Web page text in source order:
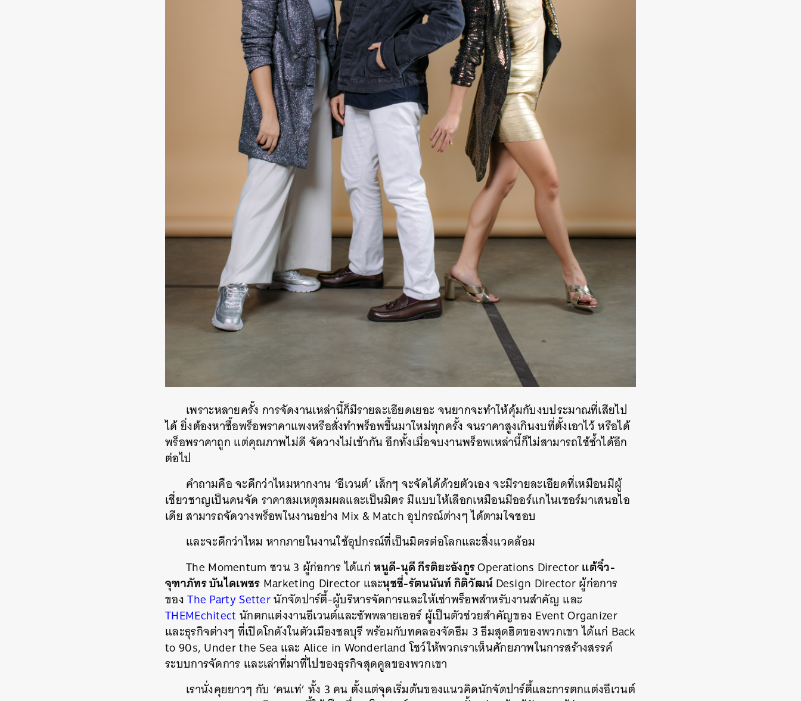
เพราะหลายครั้ง การจัดงานเหล่านี้ก็มีรายละเอียดเยอะ จนยากจะทำให้คุ้มกับงบประมาณที่เสียไป
ได้ ยิ่งต้องหาซื้อพร็อพราคาแพงหรือสั่งทำพร็อพขึ้นมาใหม่ทุกครั้ง จนราคาสูงเกินงบที่ตั้งเอาไว้ หรือได้
พร็อพราคาถูก แต่คุณภาพไม่ดี จัดวางไม่เข้ากัน อีกทั้งเมื่อจบงานพร็อพเหล่านี้ก็ไม่สามารถใช้ซ้ำได้อีก
ต่อไป
คำถามคือ จะดีกว่าไหมหากงาน ‘อีเวนต์’ เล็กๆ จะจัดได้ด้วยตัวเอง จะมีรายละเอียดที่เหมือนมีผู้
เชี่ยวชาญเป็นคนจัด ราคาสมเหตุสมผลและเป็นมิตร มีแบบให้เลือกเหมือนมีออร์แกไนเซอร์มาเสนอไอ
เดีย สามารถจัดวางพร็อพในงานอย่าง Mix & Match อุปกรณ์ต่างๆ ได้ตามใจชอบ
และจะดีกว่าไหม หากภายในงานใช้อุปกรณ์ที่เป็นมิตรต่อโลกและสิ่งแวดล้อม
The Momentum ชวน 3 ผู้ก่อการ ได้แก่หนูดี-นุดี กีรติยะอังกูรOperations Directorแต้จิ๋ว-
จุฑาภัทร บันไดเพชร Marketing Director และนุชชี่-รัตนนันท์ กิติวัฒน์Design Director ผู้ก่อการ
ของThe Party Setterนักจัดปาร์ตี้-ผู้บริหารจัดการและให้เช่าพร็อพสำหรับงานสำคัญ และ
THEMEchitectนักตกแต่งงานอีเวนต์และซัพพลายเออร์ ผู้เป็นตัวช่วยสำคัญของ Event Organizer
และธุรกิจต่างๆ ที่เปิดโกดังในตัวเมืองชลบุรี พร้อมกับทดลองจัดธีม 3 ธีมสุดฮิตของพวกเขา ได้แก่ Back
to 90s, Under the Sea และ Alice in Wonderland โชว์ให้พวกเราเห็นศักยภาพในการสร้างสรรค์
ระบบการจัดการ และเล่าที่มาที่ไปของธุรกิจสุดคูลของพวกเขา
เรานั่งคุยยาวๆ กับ ‘คนเท่’ ทั้ง 3 คน ตั้งแต่จุดเริ่มต้นของแนวคิดนักจัดปาร์ตี้และการตกแต่งอีเวนต์